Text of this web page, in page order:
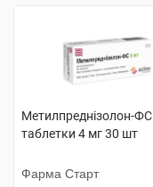
Метилпреднізолон-ФС
таблетки 4 мг 30 шт
Фарма Старт